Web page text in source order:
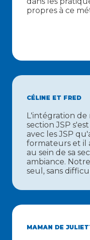
propres à ce
CÉLINE ET FRED
L'intégration de
section JSP
avec les JSP
formateurs et il
au sein de sa
ambiance.
seul, sans
MAMAN DE